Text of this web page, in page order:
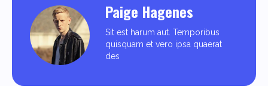
Paige Hagenes
Sit est harum aut. Temporibus
quisquam et vero ipsa quaerat
des